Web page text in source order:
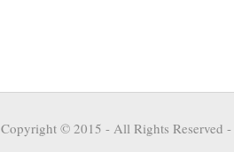
Copyright © 2015 - All Rights Reserved -